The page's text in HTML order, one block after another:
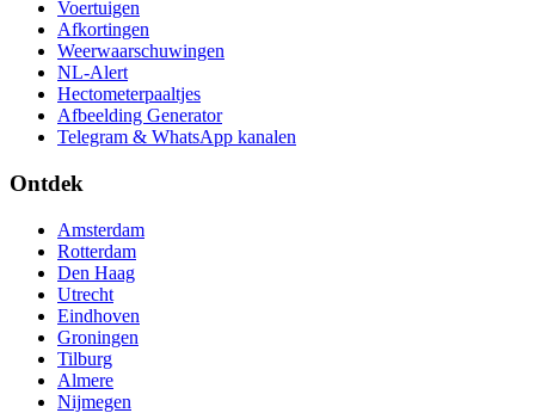
Voertuigen
Afkortingen
Weerwaarschuwingen
NL-Alert
Hectometerpaaltjes
Afbeelding Generator
Telegram & WhatsApp kanalen
Ontdek
Amsterdam
Rotterdam
Den Haag
Utrecht
Eindhoven
Groningen
Tilburg
Almere
Nijmegen